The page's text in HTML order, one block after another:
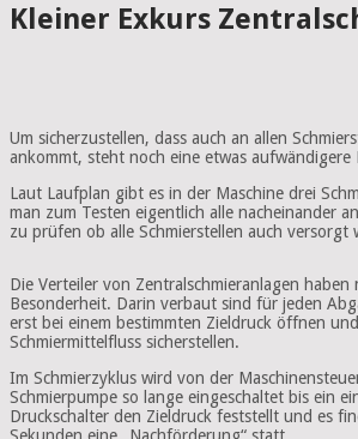
Kleiner Exkurs
Um sicherzustellen, dass auch an allen
ankommt, steht noch eine etwas aufwändigere
Laut Laufplan gibt es in der Maschine drei
man zum Testen eigentlich alle nacheinander
zu prüfen ob alle Schmierstellen auch versorgt
Die Verteiler von Zentralschmieranlagen haben
Besonderheit. Darin verbaut sind für jeden
erst bei einem bestimmten Zieldruck öffnen
Schmiermittelfluss sicherstellen.
Im Schmierzyklus wird von der
Schmierpumpe so lange eingeschaltet bis ein
Druckschalter den Zieldruck feststellt und es